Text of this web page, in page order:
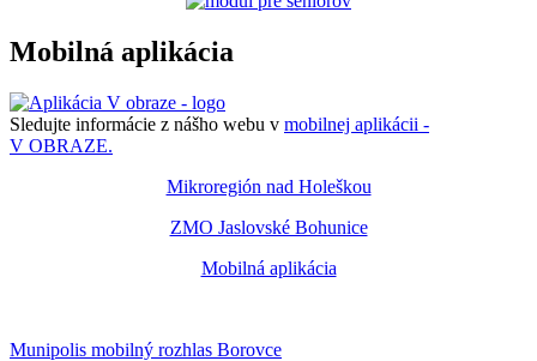
Mobilná aplikácia
Sledujte informácie z nášho webu v mobilnej aplikácii -
V OBRAZE.
Mikroregión nad Holeškou
ZMO Jaslovské Bohunice
Mobilná aplikácia
Munipolis mobilný rozhlas Borovce